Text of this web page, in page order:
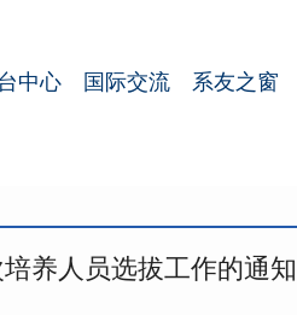
中心 国际交流 系友之窗
养人员选拔工作的通知